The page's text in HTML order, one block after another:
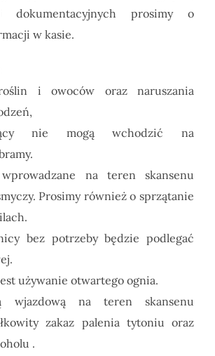
dokumentacyjnych prosimy o
w kasie.
i owoców oraz naruszania
nie mogą wchodzić na
na teren skansenu
Prosimy również o sprzątanie
bez potrzeby będzie podlegać
używanie otwartego ognia.
wjazdową na teren skansenu
zakaz palenia tytoniu oraz
.